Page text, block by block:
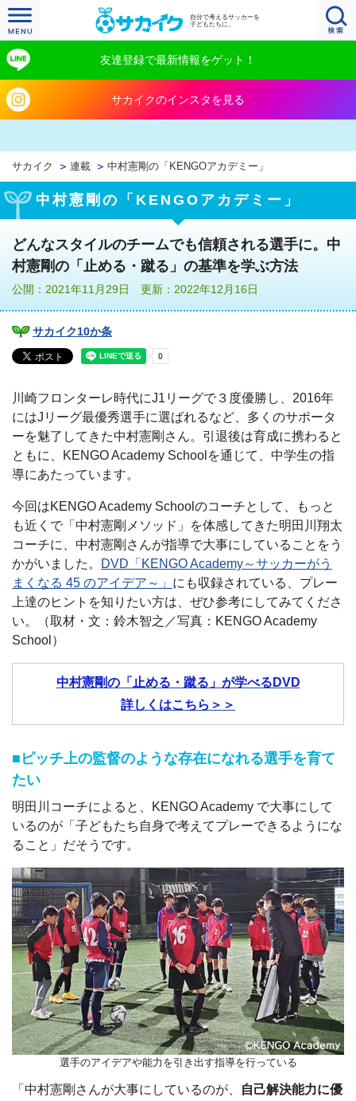
自分で考えるサッカーを
子どもたちに。
友達登録で最新情報をゲット！
サカイクのインスタを見る
サカイク 連載 中村憲剛の「KENGOアカデミー」
中村憲剛の「KENGOアカデミー」
どんなスタイルのチームでも信頼される選手に。中
村憲剛の「止める・蹴る」の基準を学ぶ方法
公開：2021年11月29日 更新：2022年12月16日
サカイク10か条
川崎フロンターレ時代にJ1リーグで３度優勝し、2016年
にはJリーグ最優秀選手に選ばれるなど、多くのサポータ
ーを魅了してきた中村憲剛さん。引退後は育成に携わると
ともに、KENGO Academy Schoolを通じて、中学生の指
導にあたっています。
今回はKENGO Academy Schoolのコーチとして、もっと
も近くで「中村憲剛メソッド」を体感してきた明田川翔太
コーチに、中村憲剛さんが指導で大事にしていることをう
かがいました。
DVD「KENGO Academy～サッカーがう
まくなる 45 のアイデア～」 にも収録されている、プレー
上達のヒントを知りたい方は、ぜひ参考にしてみてくださ
い。（取材・文：鈴木智之／写真：KENGO Academy
School）
中村憲剛の「止める・蹴る」が学べるDVD
詳しくはこちら＞＞
■ピッチ上の監督のような存在になれる選手を育て
たい
明田川コーチによると、KENGO Academy で大事にして
いるのが「子どもたち自身で考えてプレーできるようにな
ること」だそうです。
選手のアイデアや能力を引き出す指導を行っている
「中村憲剛さんが大事にしているのが、
自己解決能力に優